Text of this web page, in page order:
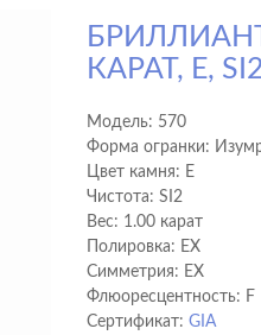
КАРАТ, E, SI2
Модель: 570
Форма огранки:
Цвет камня: E
Чистота: SI2
Вес: 1.00 карат
Полировка: EX
Cимметрия: EX
Флюоресцентность: F
Сертификат:GIA